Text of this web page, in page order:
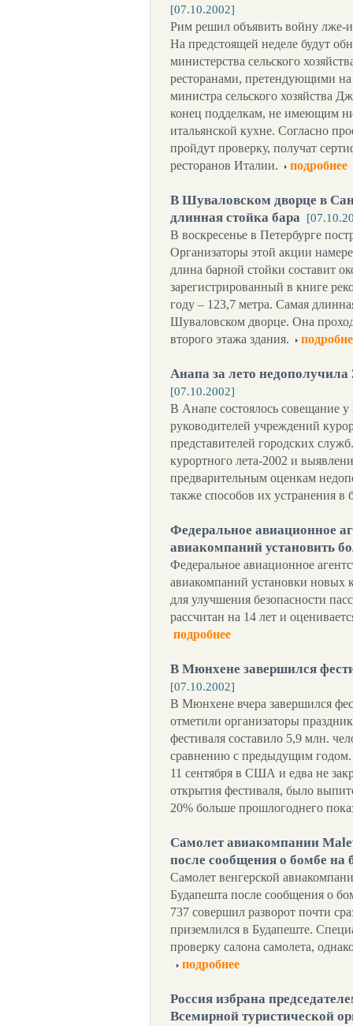
[07.10.2002]
Рим решил объявить войну лже-
На предстоящей неделе будут
министерства сельского
ресторанами, претендующими
министра сельского хозяйства
конец подделкам, не имеющим
итальянской кухне. Согласно
пройдут проверку, получат
ресторанов Италии.
подробнее
В Шуваловском дворце в
длинная стойка бара
В воскресенье в Петербурге
Организаторы этой акции
длина барной стойки составит
зарегистрированный в книге
году – 123,7 метра. Самая
Шуваловском дворце. Она
второго этажа здания.
Анапа за лето
[07.10.2002]
В Анапе состоялось совещание
руководителей учреждений
представителей городских
курортного лета-2002 и
предварительным оценкам
также способов их устранения в
Федеральное авиационное
авиакомпаний установить
Федеральное авиационное
авиакомпаний установки новых
для улучшения безопасности
рассчитан на 14 лет и
подробнее
В Мюнхене завершился
[07.10.2002]
В Мюнхене вчера завершился
отметили организаторы
фестиваля составило 5,9 млн.
сравнению с предыдущим годом.
11 сентября в США и едва не
открытия фестиваля, было
20% больше прошлогоднего
Самолет авиакомпании
после сообщения о бомбе на
Самолет венгерской
Будапешта после сообщения о
737 совершил разворот почти
приземлился в Будапеште.
проверку салона самолета,
подробнее
Россия избрана
Всемирной туристической